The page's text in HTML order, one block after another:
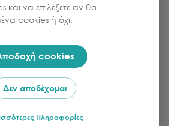
να επιλέξετε αν θα
cookies ή όχι.
cookies
Δεν αποδέχομαι
Πληροφορίες